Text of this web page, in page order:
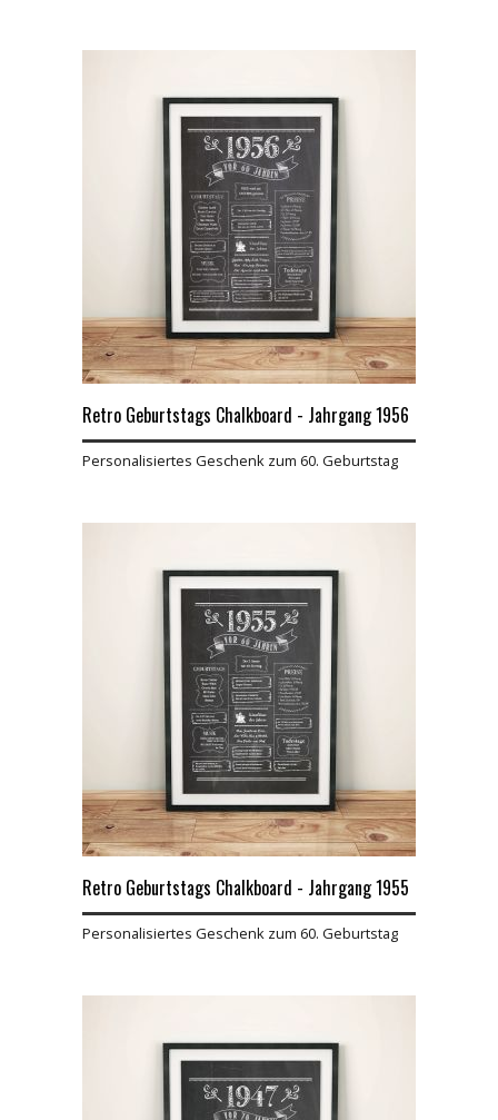
Retro Geburtstags Chalkboard - Jahrgang 1956
Personalisiertes Geschenk zum 60. Geburtstag
Retro Geburtstags Chalkboard - Jahrgang 1955
Personalisiertes Geschenk zum 60. Geburtstag